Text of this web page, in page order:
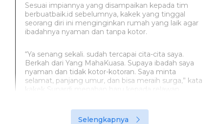
Sesuai impiannya yang disampaikan kepada tim
berbuatbaik.id sebelumnya, kakek yang tinggal
seorang diri ini menginginkan rumah yang laik agar
ibadahnya nyaman dan tanpa kotor.
“Ya senang sekali. sudah tercapai cita-cita saya.
Berkah dari Yang MahaKuasa. Supaya ibadah saya
nyaman dan tidak kotor-kotoran. Saya minta
selamat, panjang umur, dan bisa meraih surga,” kata
kakek Sunardi menahan haru kepada relawan
Selengkapnya